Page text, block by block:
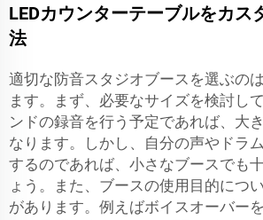
LEDカウンターテーブルをカス
法
適切な防音スタジオブースを選ぶの
ます。まず、必要なサイズを検討し
ンドの録音を行う予定であれば、大
なります。しかし、自分の声やドラ
するのであれば、小さなブースでも
ょう。また、ブースの使用目的につ
があります。例えばボイスオーバー